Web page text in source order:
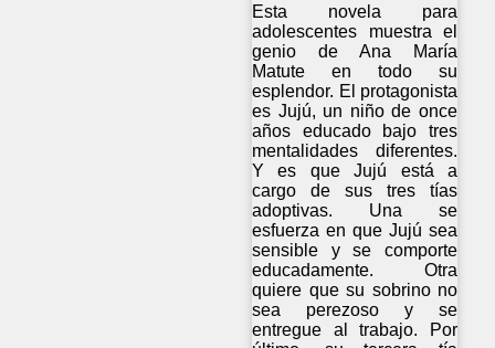
Esta novela para
adolescentes muestra el
genio de Ana María
Matute en todo su
esplendor. El protagonista
es Jujú, un niño de once
años educado bajo tres
mentalidades diferentes.
Y es que Jujú está a
cargo de sus tres tías
adoptivas. Una se
esfuerza en que Jujú sea
sensible y se comporte
educadamente. Otra
quiere que su sobrino no
sea perezoso y se
entregue al trabajo. Por